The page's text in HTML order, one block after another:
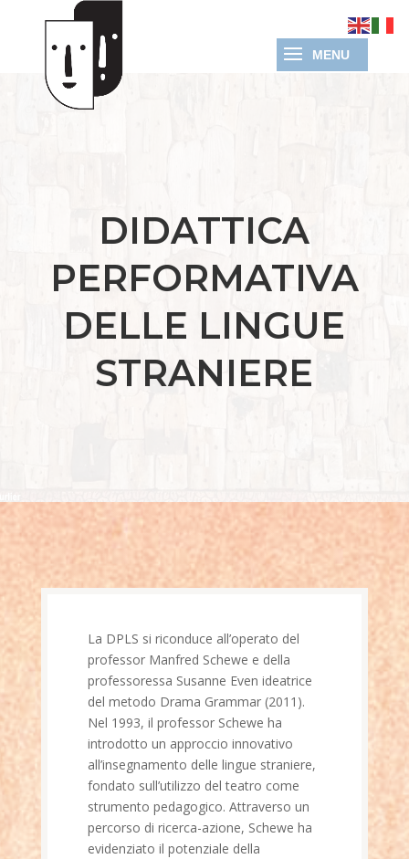
DIDATTICA
PERFORMATIVA
DELLE LINGUE
STRANIERE
La DPLS si riconduce all’operato del
professor Manfred Schewe e della
professoressa Susanne Even ideatrice
del metodo Drama Grammar (2011).
Nel 1993, il professor Schewe ha
introdotto un approccio innovativo
all’insegnamento delle lingue straniere,
fondato sull’utilizzo del teatro come
strumento pedagogico. Attraverso un
percorso di ricerca-azione, Schewe ha
evidenziato il potenziale della